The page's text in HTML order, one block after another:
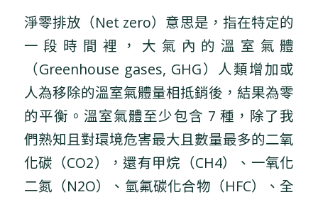
淨零排放（Net zero）意思是，指在特定的
一段時間裡，大氣內的溫室氣體
（Greenhouse gases, GHG）人類增加或
人為移除的溫室氣體量相抵銷後，結果為零
的平衡。溫室氣體至少包含 7 種，除了我
們熟知且對環境危害最大且數量最多的二氧
化碳（CO2），還有甲烷（CH4）、一氧化
二氮（N2O）、氫氟碳化合物（HFC）、全